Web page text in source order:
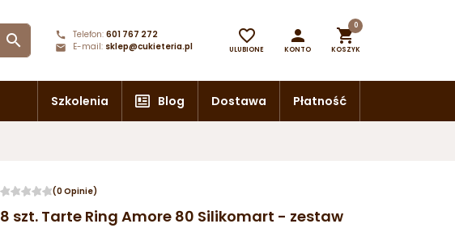
 Telefon: 601 767 272
E-mail: sklep@cukieteria.pl

ULUBIONE

KONTO

0
KOSZYK
Szkolenia Blog Dostawa Płatność
(0 Opinie)
8 szt. Tarte Ring Amore 80 Silikomart - zestaw